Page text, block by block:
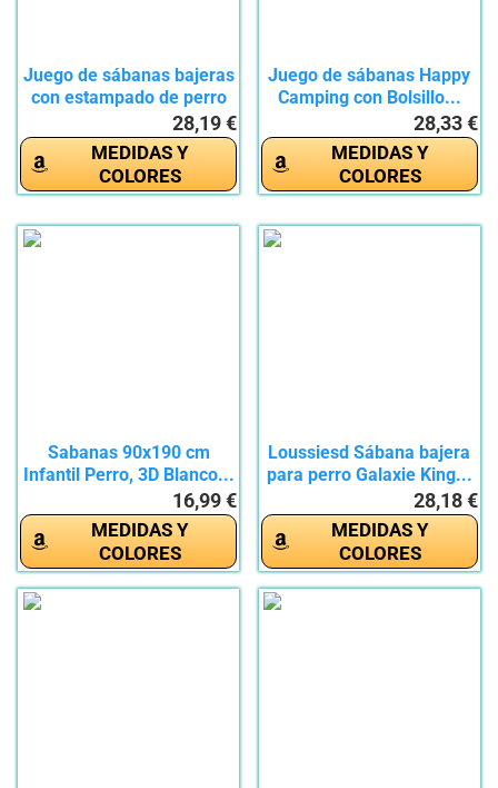
Juego de sábanas bajeras
con estampado de perro
28,19 €
MEDIDAS Y
COLORES
Juego de sábanas Happy
Camping con Bolsillo...
28,33 €
MEDIDAS Y
COLORES
Sabanas 90x190 cm
Infantil Perro, 3D Blanco...
16,99 €
MEDIDAS Y
COLORES
Loussiesd Sábana bajera
para perro Galaxie King...
28,18 €
MEDIDAS Y
COLORES